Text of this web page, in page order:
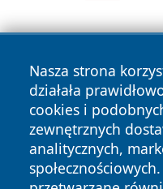
Nasza strona
działała
cookies i
zewnętrznych
analitycznych,
Copyright © 2026
zastrzeżone.